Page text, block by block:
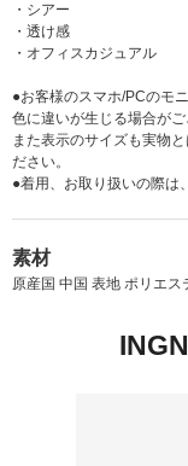
・シアー
・透け感
・オフィスカジュアル
●お客様のスマホ/PCのモ
色に違いが生じる場合がご
また表示のサイズも実物
ださい。
●着用、お取り扱いの際は
素材
原産国 中国 表地 ポリエ